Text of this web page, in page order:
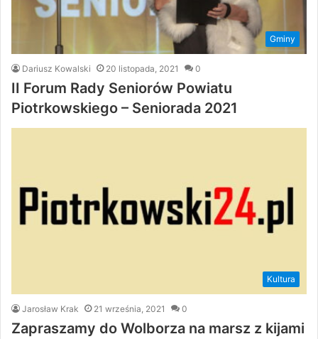
Gminy
Dariusz Kowalski 20 listopada, 2021 0
II Forum Rady Seniorów Powiatu
Piotrkowskiego – Seniorada 2021
Kultura
Jarosław Krak 21 września, 2021 0
Zapraszamy do Wolborza na marsz z kijami